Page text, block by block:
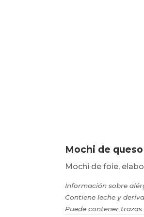
Mochi de
Mochi de foie,
Información sobre
Contiene leche y
Puede contener